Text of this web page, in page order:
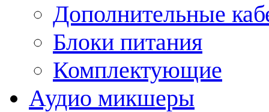
Дополнительные
Блоки питания
Комплектующие
Аудио микшеры